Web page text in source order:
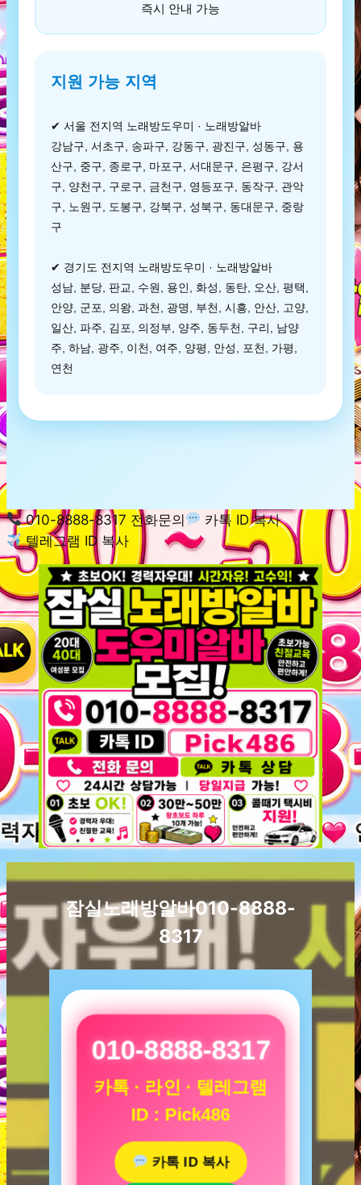
즉시 안내 가능
지원 가능 지역
✔ 서울 전지역 노래방도우미 · 노래방알바
강남구, 서초구, 송파구, 강동구, 광진구, 성동구, 용
산구, 중구, 종로구, 마포구, 서대문구, 은평구, 강서
구, 양천구, 구로구, 금천구, 영등포구, 동작구, 관악
구, 노원구, 도봉구, 강북구, 성북구, 동대문구, 중랑
구
✔ 경기도 전지역 노래방도우미 · 노래방알바
성남, 분당, 판교, 수원, 용인, 화성, 동탄, 오산, 평택,
안양, 군포, 의왕, 과천, 광명, 부천, 시흥, 안산, 고양,
일산, 파주, 김포, 의정부, 양주, 동두천, 구리, 남양
주, 하남, 광주, 이천, 여주, 양평, 안성, 포천, 가평,
연천
010-8888-8317 전화문의
카톡 ID 복사
텔레그램 ID 복사
잠실노래방알바010-8888-
8317
010-8888-8317
카톡 · 라인 · 텔레그램
ID : Pick486
카톡 ID 복사